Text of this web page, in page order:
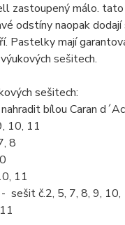
zastoupený málo.
odstíny naopak
Pastelky mají
sešitech.
sešitech:
bílou Caran
10, 11
8
11
sešit č.2, 5, 7, 8, 9, 10,